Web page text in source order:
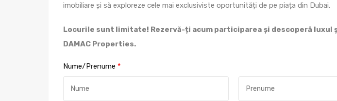
imobiliare și să exploreze cele mai exclusiviste oportunități de pe piața din Dubai.
Locurile sunt limitate! Rezervă-ți acum participarea și descoperă luxul
DAMAC Properties.
Nume/Prenume *